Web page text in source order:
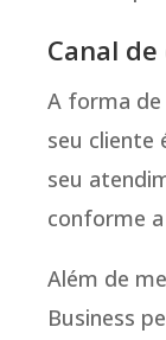
Canal
A forma de
seu cliente
seu
conforme
Além de
Business